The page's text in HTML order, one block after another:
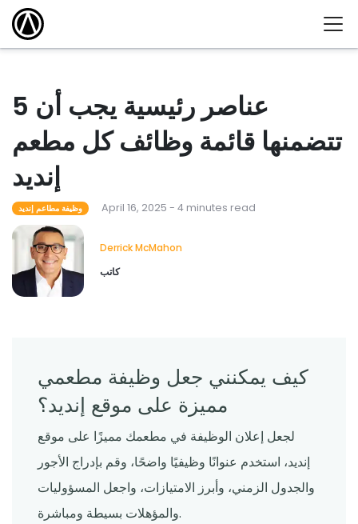
5 عناصر رئيسية يجب أن
تتضمنها قائمة وظائف كل مطعم
إنديد
وظيفة مطاعم إنديد April 16, 2025 - 4 minutes read
Derrick McMahon
كاتب
كيف يمكنني جعل وظيفة مطعمي
مميزة على موقع إنديد؟
لجعل إعلان الوظيفة في مطعمك مميزًا على موقع
إنديد، استخدم عنوانًا وظيفيًا واضحًا، وقم بإدراج الأجور
والجدول الزمني، وأبرز الامتيازات، واجعل المسؤوليات
والمؤهلات بسيطة ومباشرة.